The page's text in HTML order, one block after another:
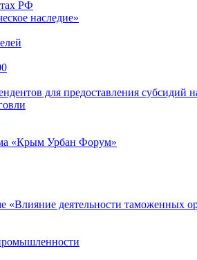
РФ
наследие»
для предоставления субсидий
«Крым Урбан Форум»
«Влияние деятельности таможенных